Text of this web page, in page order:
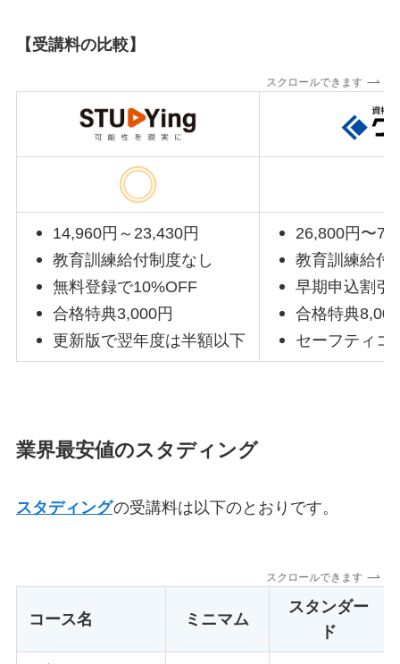
【受講料の比較】
スクロールできます
14,960円～23,430円
教育訓練給付制度なし
無料登録で10%OFF
合格特典3,000円
更新版で翌年度は半額以下
26,800円〜
教育訓練給付
早期申込割引
合格特典
セーフティコ
業界最安値のスタディング
スタディングの受講料は以下のとおりです。
スクロールできます
コース名 ミニマム
スタンダー
ド